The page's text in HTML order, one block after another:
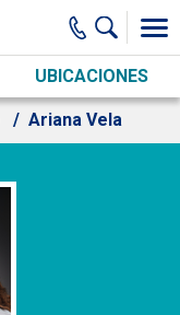
UBICACIONES
Ariana Vela